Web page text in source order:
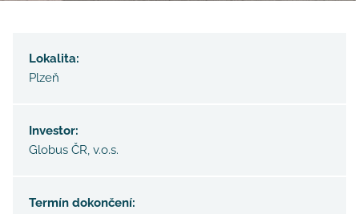
Lokalita:
Plzeň
Investor:
Globus ČR, v.o.s.
Termín dokončení: